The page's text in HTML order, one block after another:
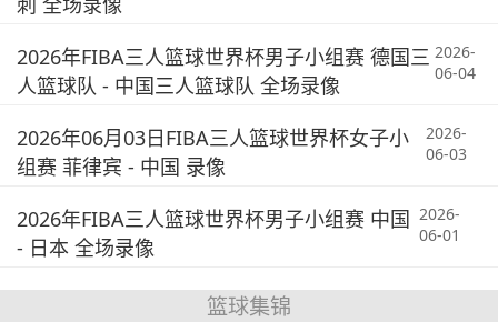
2026年FIBA三人篮球世界杯男子小组赛 德国三
人篮球队 - 中国三人篮球队 全场录像
2026-
06-04
2026年06月03日FIBA三人篮球世界杯女子小
组赛 菲律宾 - 中国 录像
2026-
06-03
2026年FIBA三人篮球世界杯男子小组赛 中国
- 日本 全场录像
2026-
06-01
篮球集锦